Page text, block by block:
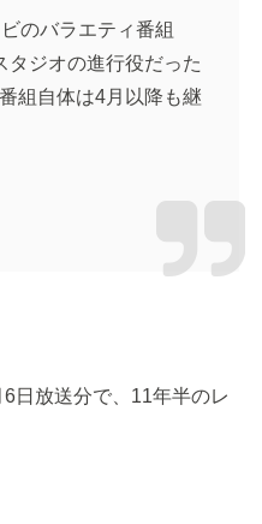
のバラエティ番組
ジオの進行役だった
組自体は4月以降も継
日放送分で、11年半のレ